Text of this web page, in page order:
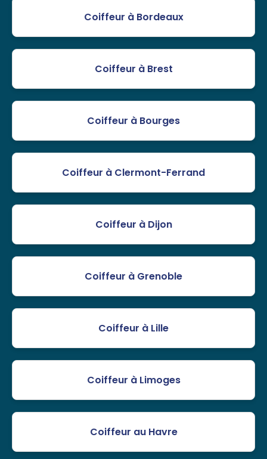
Coiffeur à Bordeaux
Coiffeur à Brest
Coiffeur à Bourges
Coiffeur à Clermont-Ferrand
Coiffeur à Dijon
Coiffeur à Grenoble
Coiffeur à Lille
Coiffeur à Limoges
Coiffeur au Havre